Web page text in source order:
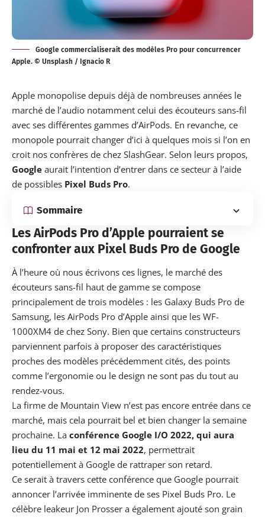
Google commercialiserait des modèles Pro pour concurrencer
Apple. © Unsplash / Ignacio R
Apple monopolise depuis déjà de nombreuses années le
marché de l’audio notamment celui des écouteurs sans-fil
avec ses différentes gammes d’AirPods. En revanche, ce
monopole pourrait changer d’ici à quelques mois si l’on en
croit nos confrères de chez SlashGear. Selon leurs propos,
Google aurait l’intention d’entrer dans ce secteur à l’aide
de possibles Pixel Buds Pro.
Sommaire
Les AirPods Pro d’Apple pourraient se
confronter aux Pixel Buds Pro de Google
À l’heure où nous écrivons ces lignes, le marché des
écouteurs sans-fil haut de gamme se compose
principalement de trois modèles : les Galaxy Buds Pro de
Samsung, les AirPods Pro d’Apple ainsi que les WF-
1000XM4 de chez Sony. Bien que certains constructeurs
parviennent parfois à proposer des caractéristiques
proches des modèles précédemment cités, des points
comme l’ergonomie ou le design ne sont pas du tout au
rendez-vous.
La firme de Mountain View n’est pas encore entrée dans ce
marché, mais cela pourrait bel et bien changer la semaine
prochaine. La conférence Google I/O 2022, qui aura
lieu du 11 mai et 12 mai 2022, permettrait
potentiellement à Google de rattraper son retard.
Ce serait à travers cette conférence que Google pourrait
annoncer l’arrivée imminente de ses Pixel Buds Pro. Le
célèbre leakeur Jon Prosser a également ajouté son grain